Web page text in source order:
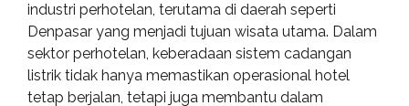
industri perhotelan, terutama di daerah seperti
Denpasar yang menjadi tujuan wisata utama. Dalam
sektor perhotelan, keberadaan sistem cadangan
listrik tidak hanya memastikan operasional hotel
tetap berjalan, tetapi juga membantu dalam